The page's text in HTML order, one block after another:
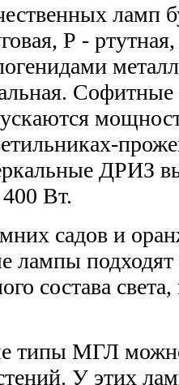
ламп
Р -
ДРИЗ
Вт.
садов и
лампы
состава
типы МГЛ
У этих